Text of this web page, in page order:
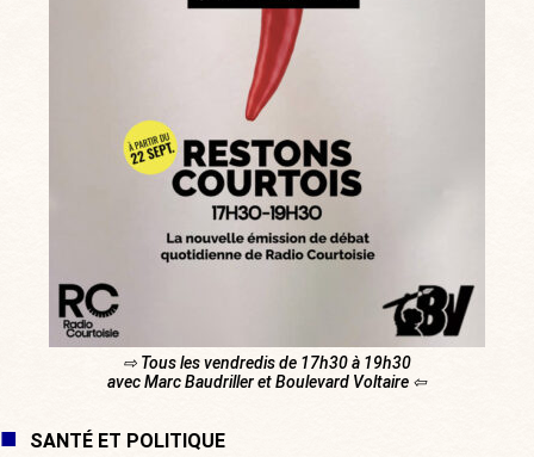
⇨ Tous les vendredis de 17h30 à 19h30
avec Marc Baudriller et Boulevard Voltaire ⇦
SANTÉ ET POLITIQUE